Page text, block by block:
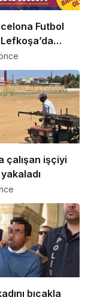
Futbol
Lefkoşa’da
çalışan işçiyi
bıçakla